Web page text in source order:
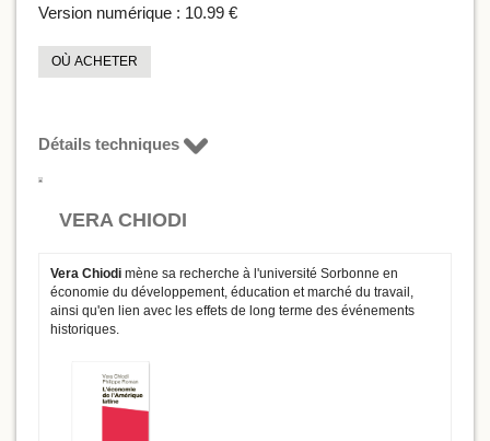
Version numérique : 10.99 €
OÙ ACHETER
Détails techniques
VERA CHIODI
Vera Chiodi mène sa recherche à l'université Sorbonne en
économie du développement, éducation et marché du travail,
ainsi qu'en lien avec les effets de long terme des événements
historiques.